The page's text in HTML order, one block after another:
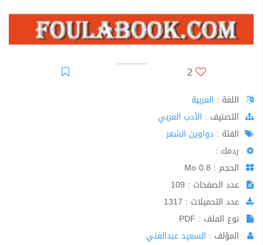
2
اللغة : العربية
اﻟﺘﺼﻨﻴﻒ : الأدب العربي
الفئة : دواوين الشعر
ردمك :
الحجم : 0.8 Mo
عدد الصفحات : 109
عدد التحميلات : 1317
نوع الملف : PDF
المؤلف : السعيد عبدالغني